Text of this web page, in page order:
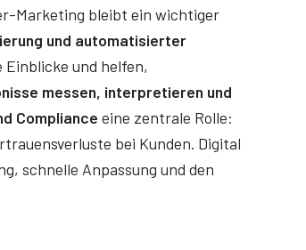
Marketing bleibt ein wichtiger
und automatisierter
und helfen,
messen, interpretieren und
Compliance eine zentrale Rolle:
bei Kunden. Digital
schnelle Anpassung und den